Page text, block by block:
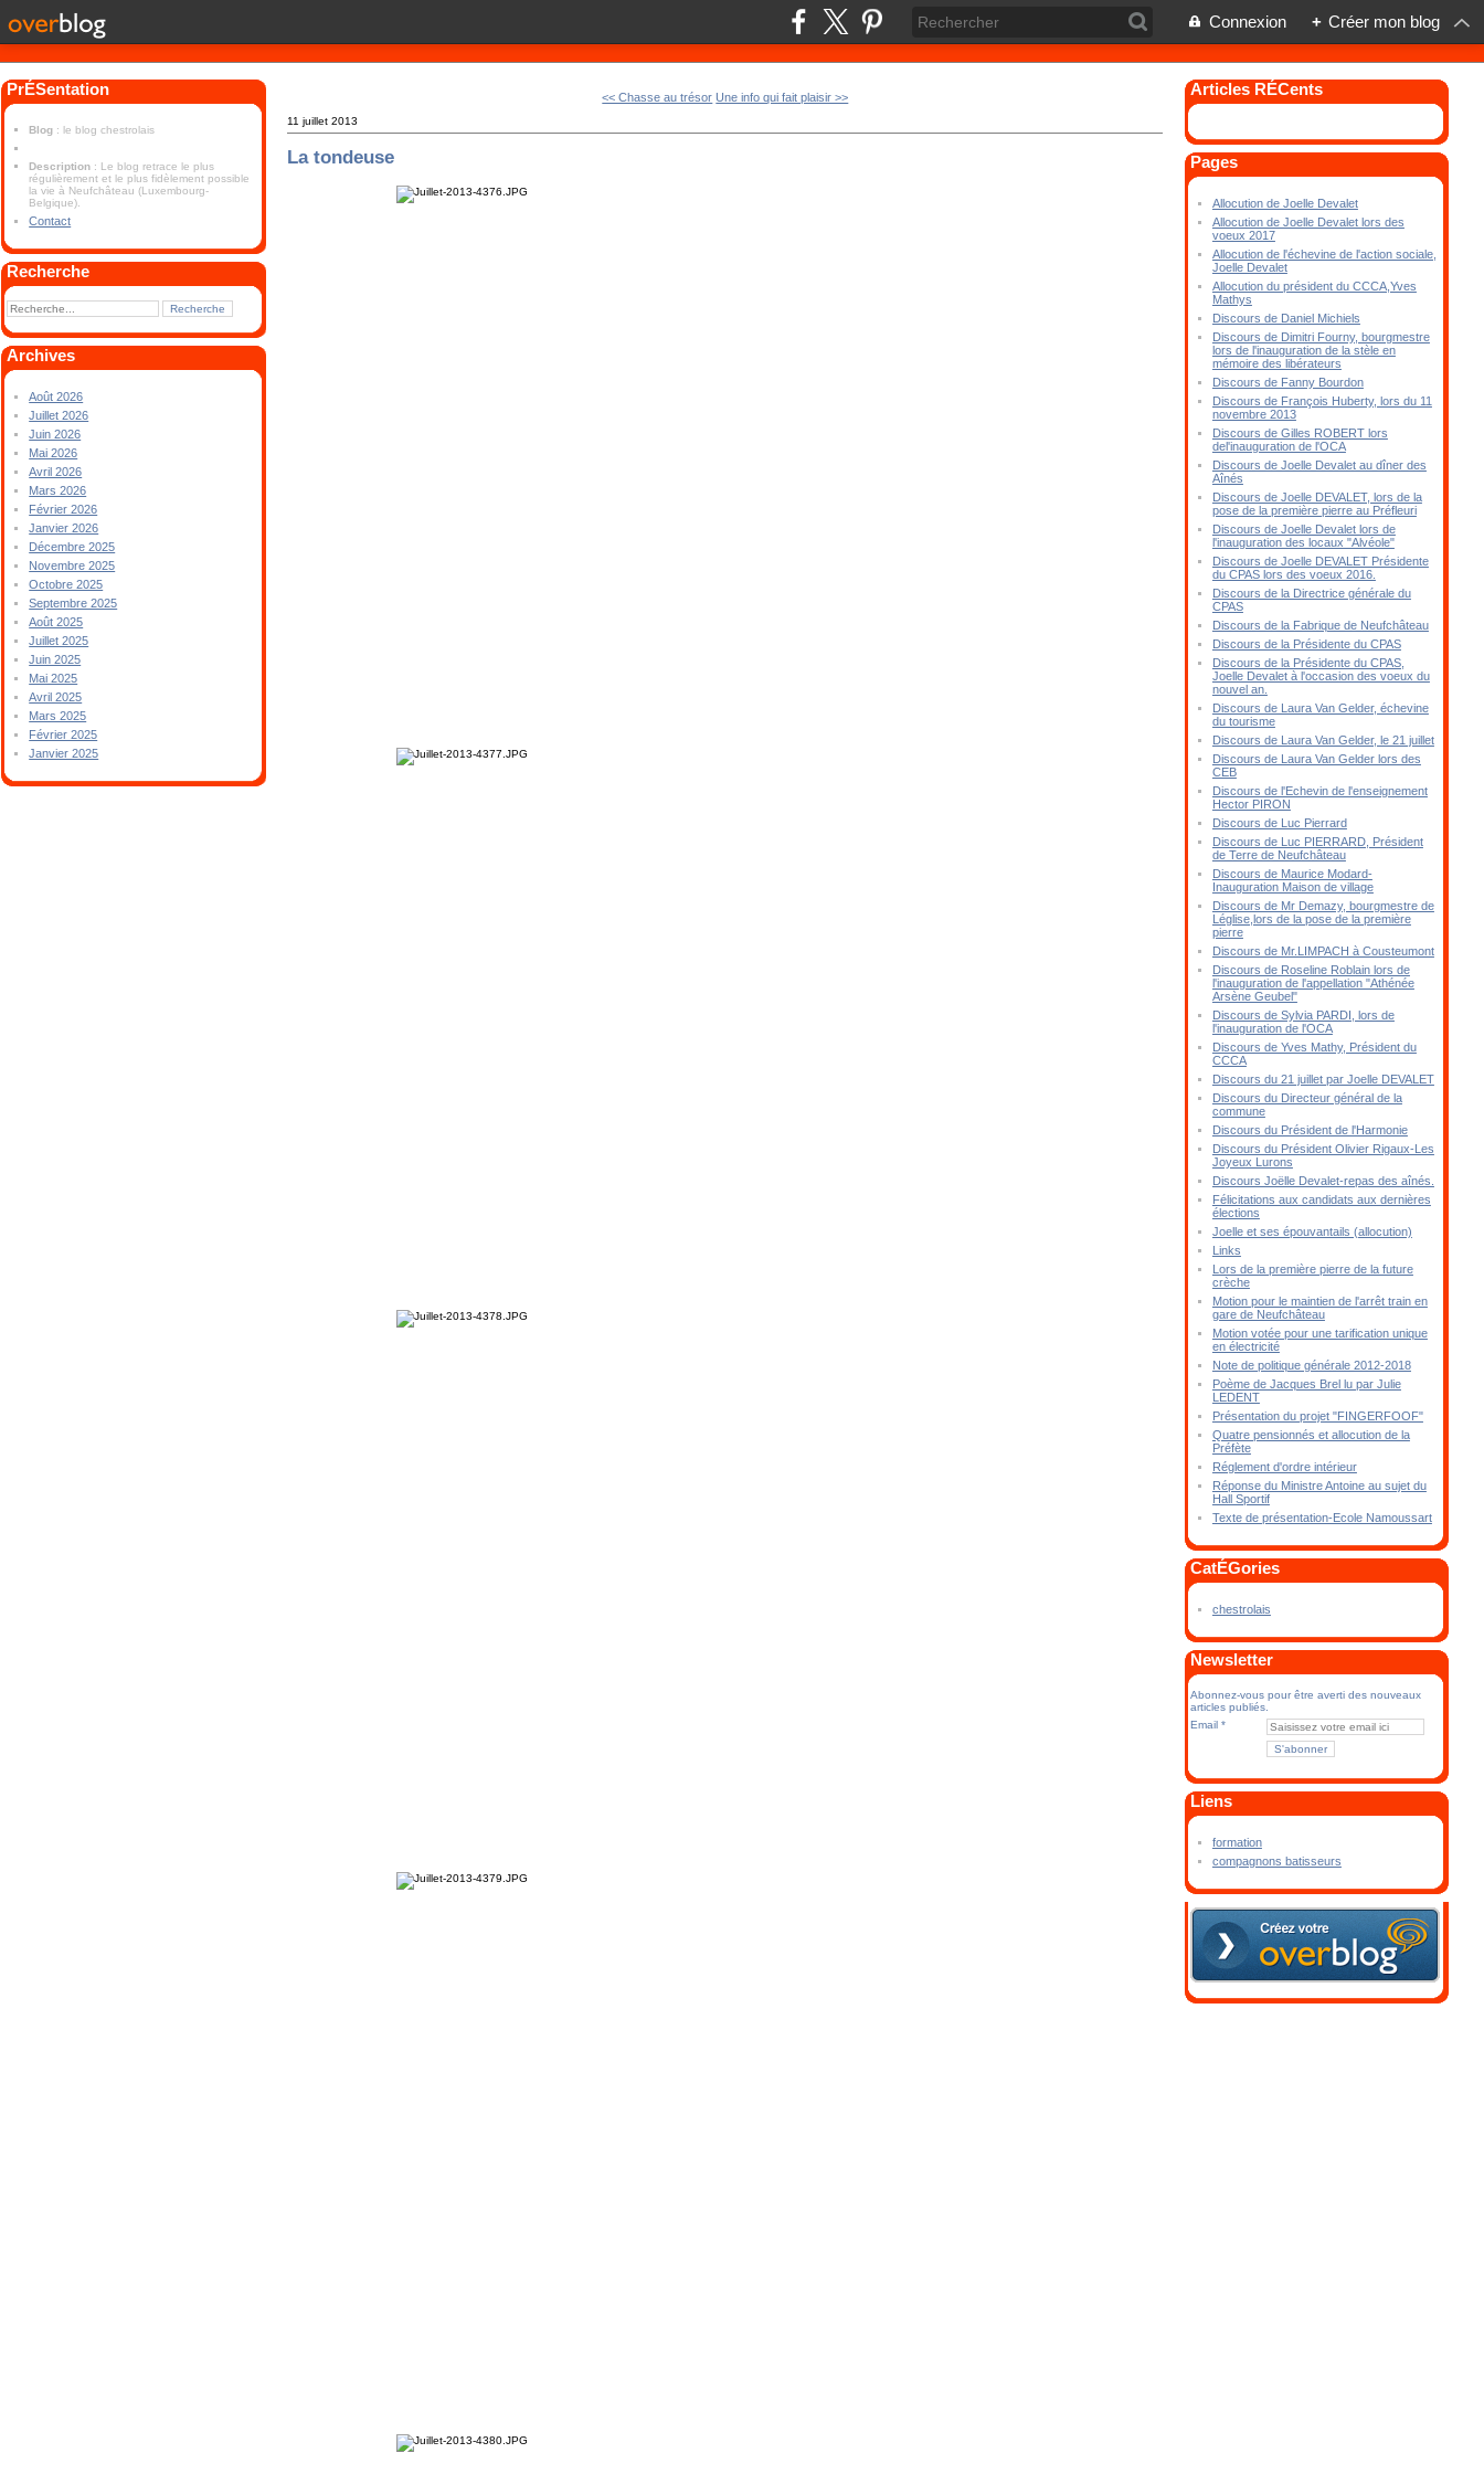
Connexion + Créer mon blog
PrÉSentation
Blog : le blog chestrolais
Description : Le blog retrace le plus
régulièrement et le plus fidèlement possible
la vie à Neufchâteau (Luxembourg-
Belgique).
Contact
Recherche
Archives
Août 2026
Juillet 2026
Juin 2026
Mai 2026
Avril 2026
Mars 2026
Février 2026
Janvier 2026
Décembre 2025
Novembre 2025
Octobre 2025
Septembre 2025
Août 2025
Juillet 2025
Juin 2025
Mai 2025
Avril 2025
Mars 2025
Février 2025
Janvier 2025
<< Chasse au trésor Une info qui fait plaisir >>
11 juillet 2013
La tondeuse
Articles RÉCents
Pages
Allocution de Joelle Devalet
Allocution de Joelle Devalet lors des
voeux 2017
Allocution de l'échevine de l'action sociale,
Joelle Devalet
Allocution du président du CCCA,Yves
Mathys
Discours de Daniel Michiels
Discours de Dimitri Fourny, bourgmestre
lors de l'inauguration de la stèle en
mémoire des libérateurs
Discours de Fanny Bourdon
Discours de François Huberty, lors du 11
novembre 2013
Discours de Gilles ROBERT lors
del'inauguration de l'OCA
Discours de Joelle Devalet au dîner des
Aînés
Discours de Joelle DEVALET, lors de la
pose de la première pierre au Préfleuri
Discours de Joelle Devalet lors de
l'inauguration des locaux "Alvéole"
Discours de Joelle DEVALET Présidente
du CPAS lors des voeux 2016.
Discours de la Directrice générale du
CPAS
Discours de la Fabrique de Neufchâteau
Discours de la Présidente du CPAS
Discours de la Présidente du CPAS,
Joelle Devalet à l'occasion des voeux du
nouvel an.
Discours de Laura Van Gelder, échevine
du tourisme
Discours de Laura Van Gelder, le 21 juillet
Discours de Laura Van Gelder lors des
CEB
Discours de l'Echevin de l'enseignement
Hector PIRON
Discours de Luc Pierrard
Discours de Luc PIERRARD, Président
de Terre de Neufchâteau
Discours de Maurice Modard-
Inauguration Maison de village
Discours de Mr Demazy, bourgmestre de
Léglise,lors de la pose de la première
pierre
Discours de Mr.LIMPACH à Cousteumont
Discours de Roseline Roblain lors de
l'inauguration de l'appellation "Athénée
Arsène Geubel"
Discours de Sylvia PARDI, lors de
l'inauguration de l'OCA
Discours de Yves Mathy, Président du
CCCA
Discours du 21 juillet par Joelle DEVALET
Discours du Directeur général de la
commune
Discours du Président de l'Harmonie
Discours du Président Olivier Rigaux-Les
Joyeux Lurons
Discours Joëlle Devalet-repas des aînés.
Félicitations aux candidats aux dernières
élections
Joelle et ses épouvantails (allocution)
Links
Lors de la première pierre de la future
crèche
Motion pour le maintien de l'arrêt train en
gare de Neufchâteau
Motion votée pour une tarification unique
en électricité
Note de politique générale 2012-2018
Poème de Jacques Brel lu par Julie
LEDENT
Présentation du projet "FINGERFOOF"
Quatre pensionnés et allocution de la
Préfète
Réglement d'ordre intérieur
Réponse du Ministre Antoine au sujet du
Hall Sportif
Texte de présentation-Ecole Namoussart
CatÉGories
chestrolais
Newsletter
Abonnez-vous pour être averti des nouveaux
articles publiés.
Email
Liens
formation
compagnons batisseurs